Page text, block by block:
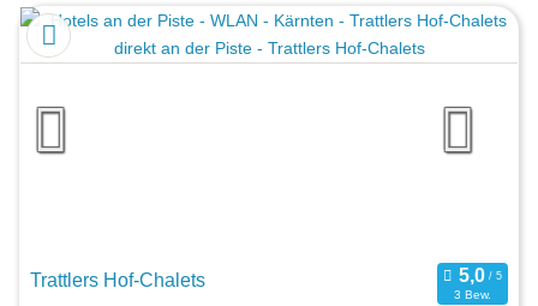
Trattlers Hof-Chalets
3 Bew.